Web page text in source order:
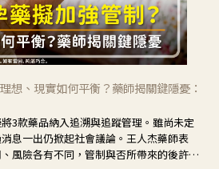
想、現實如何平衡？藥師揭關鍵隱憂：
3款藥品納入追溯與追蹤管理。雖尚未定
息一出仍掀起社會議論。王人杰藥師表
風險各有不同，管制與否所帶來的後許影